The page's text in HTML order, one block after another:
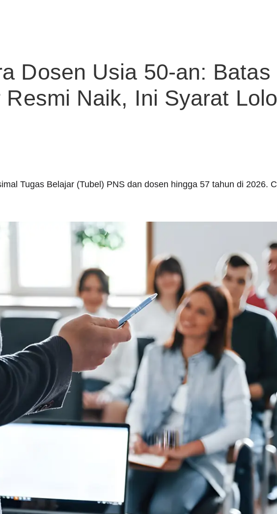
Dosen Usia 50-an: Batas
Resmi Naik, Ini Syarat
Tugas Belajar (Tubel) PNS dan dosen hingga 57 tahun di 2026.